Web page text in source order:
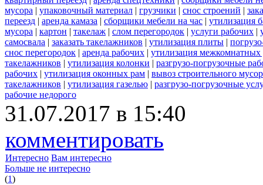
мусора | упаковочный материал | грузчики | снос строений |
переезд | аренда камаза | сборщики мебели на час | утилизация
мусора | картон | такелаж | слом перегородок | услуги рабочих |
самосвала | заказать такелажников | утилизация плиты |
снос перегородок | аренда рабочих | утилизация межкомнатных
такелажников | утилизация колонки | разгрузо-погрузочные
рабочих | утилизация оконных рам | вывоз строительного
такелажников | утилизация газелью | разгрузо-погрузочные
рабочие недорого
31.07.2017 в 15:40
комментировать
Интересно Вам интересно
Больше не интересно
(1)